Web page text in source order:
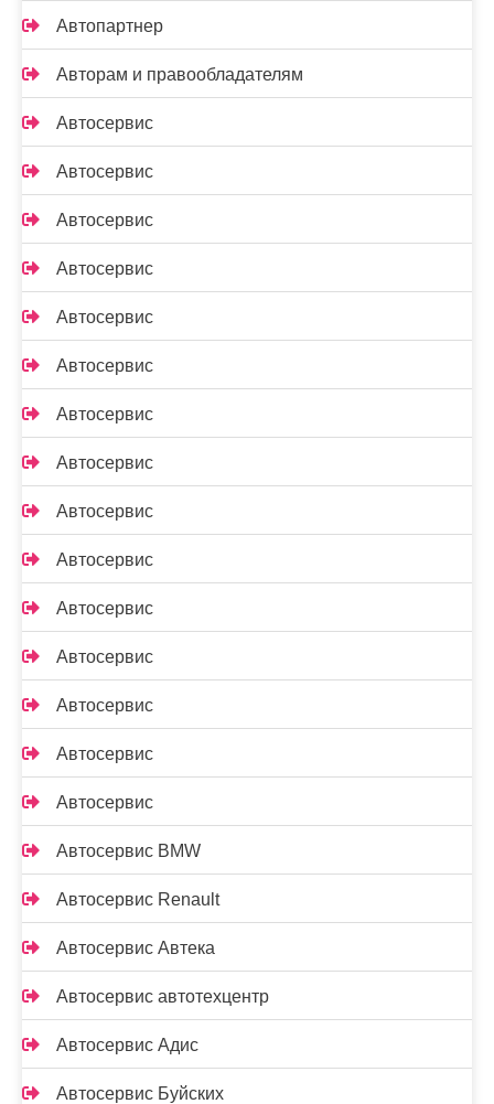
Автопартнер
Авторам и правообладателям
Автосервис
Автосервис
Автосервис
Автосервис
Автосервис
Автосервис
Автосервис
Автосервис
Автосервис
Автосервис
Автосервис
Автосервис
Автосервис
Автосервис
Автосервис
Автосервис BMW
Автосервис Renault
Автосервис Автека
Автосервис автотехцентр
Автосервис Адис
Автосервис Буйских